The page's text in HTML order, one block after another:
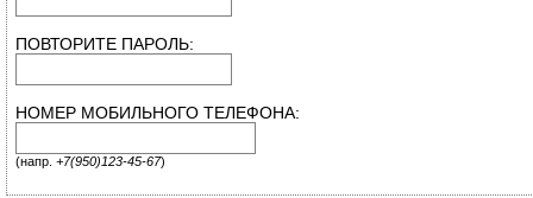
ПОВТОРИТЕ ПАРОЛЬ:
НОМЕР МОБИЛЬНОГО ТЕЛЕФОНА:
(напр. +7(950)123-45-67)